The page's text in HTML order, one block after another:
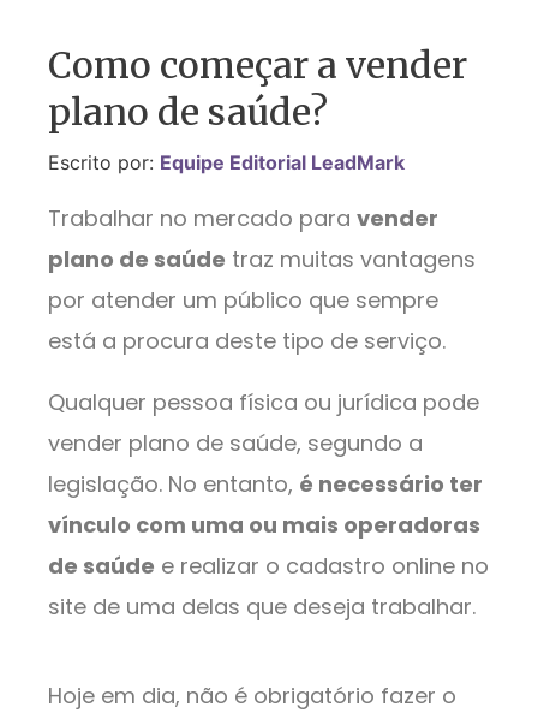
Como começar a vender
plano de saúde?
Escrito por: Equipe Editorial LeadMark
Trabalhar no mercado para vender
plano de saúde traz muitas vantagens
por atender um público que sempre
está a procura deste tipo de serviço.
Qualquer pessoa física ou jurídica pode
vender plano de saúde, segundo a
legislação. No entanto, é necessário ter
vínculo com uma ou mais operadoras
de saúde e realizar o cadastro online no
site de uma delas que deseja trabalhar.
Hoje em dia, não é obrigatório fazer o